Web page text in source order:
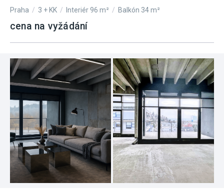
Praha / 3 + KK / Interiér 96 m² / Balkón 34 m²
cena na vyžádání